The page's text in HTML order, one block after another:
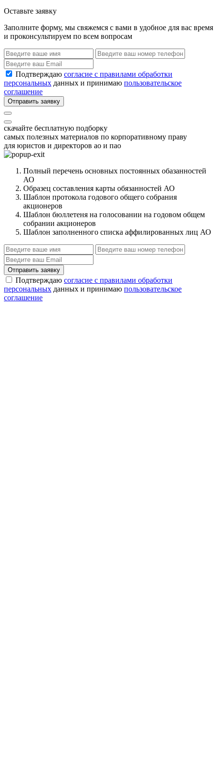
Оставьте заявку
Заполните форму, мы свяжемся с вами в удобное для вас время
и проконсультируем по всем вопросам
Подтверждаю согласие с правилами обработки
персональных данных и принимаю пользовательское
соглашение
Отправить заявку
скачайте бесплатную подборку
самых полезных материалов по корпоративному праву
для юристов и директоров ао и пао
Полный перечень основных постоянных обазанностей
АО
Образец составления карты обязанностей АО
Шаблон протокола годового общего собрания
акционеров
Шаблон бюллетеня на голосовании на годовом общем
собрании акционеров
Шаблон заполненного списка аффилированных лиц АО
Отправить заявку
Подтверждаю согласие с правилами обработки
персональных данных и принимаю пользовательское
соглашение